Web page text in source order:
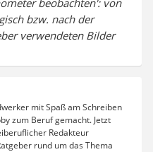
bzw. nach der
verwendeten Bilder
mit Spaß am Schreiben
zum Beruf gemacht. Jetzt
Redakteur
rund um das Thema